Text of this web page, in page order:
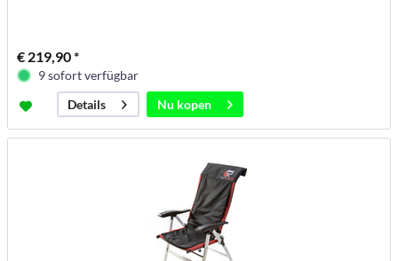
€ 219,90 *
9 sofort verfügbar
Details
Nu kopen